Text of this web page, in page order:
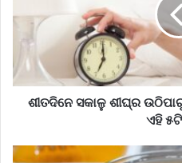
ଶୀତଦିନେ ସକାଳୁ ଶୀଘ୍ର
ଏହି